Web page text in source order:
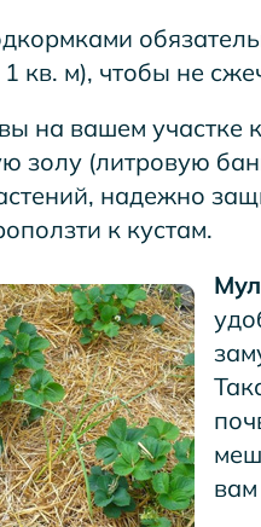
кв. м), чтобы не
на вашем участке
золу (литровую
надежно
к кустам.